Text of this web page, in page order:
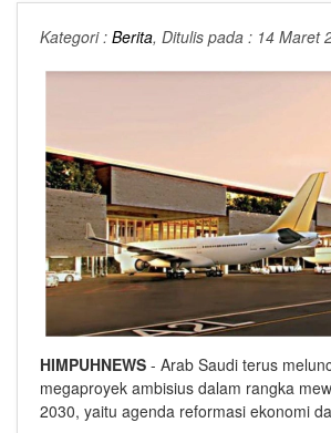
Kategori : Berita, Ditulis pada : 14 Maret
HIMPUHNEWS - Arab Saudi terus
megaproyek ambisius dalam rangka
2030, yaitu agenda reformasi ekonomi